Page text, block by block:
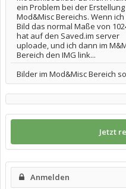
ein Problem bei der
Mod&Misc Bereichs. Wenn ich
Bild das normal Maße von
hat auf den Saved.im server
uploade, und ich dann im
Bereich den IMG link...
Bilder im Mod&Misc Bereich
Jetzt
Anmelden